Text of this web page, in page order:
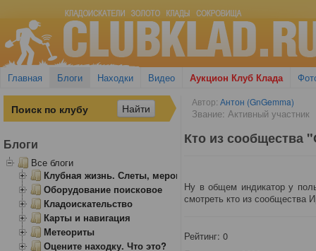
Главная Блоги Находки Видео Аукцион Клуб Клада
Автор: Антон (GnGemma)
Звание: Активный участник
Кто из сообщества
Ну в общем индикатор у
смотреть кто из сообщества
Рейтинг:0
Блоги
Все блоги
Клубная жизнь. Слеты, мероприятия
Оборудование поисковое
Кладоискательство
Карты и навигация
Метеориты
Оцените находку. Что это?